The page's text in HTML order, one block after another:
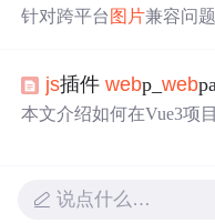
的下载。
针对跨平台 图片兼容问
js插件webp_web
本文介绍如何在Vue3项
说点什么…